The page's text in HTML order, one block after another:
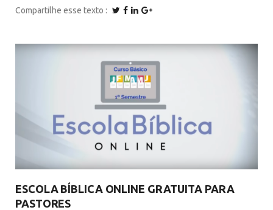
Compartilhe esse texto
ESCOLA BÍBLICA ONLINE GRATUITA PARA
PASTORES